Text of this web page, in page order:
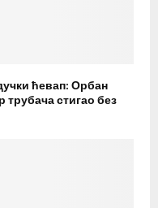
ћевап: Орбан
стигао без